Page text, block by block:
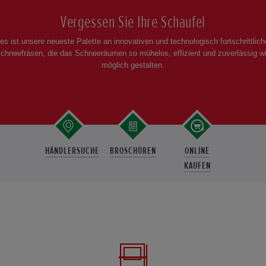
Vergessen Sie Ihre Schaufel
ist unsere neueste Palette an innovativen und technologisch
die das Schneeräumen so mühelos, effizient und zuverlässig
möglich gestalten.
HÄNDLERSUCHE BROSCHÜREN
ONLINE
KAUFEN